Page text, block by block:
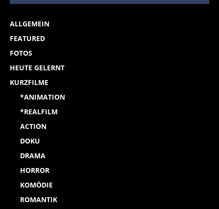
ALLGEMEIN
FEATURED
FOTOS
HEUTE GELERNT
KURZFILME
*ANIMATION
*REALFILM
ACTION
DOKU
DRAMA
HORROR
KOMÖDIE
ROMANTIK